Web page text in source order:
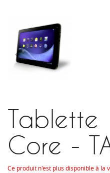
Tablette
Core -
Ce produit n'est plus disponible à la